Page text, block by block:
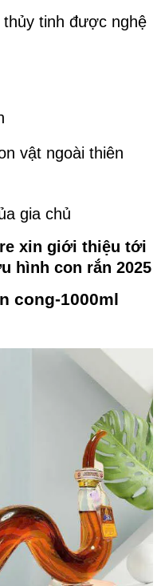
tinh được nghệ
vật ngoài thiên
gia chủ
xin giới thiệu tới
hình con rắn 2025
cong-1000ml